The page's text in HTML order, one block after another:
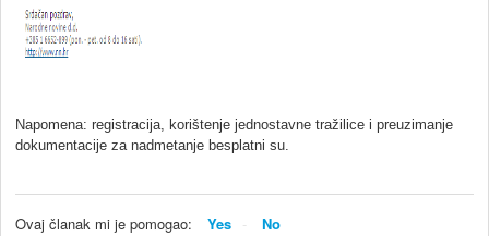
Napomena: registracija, korištenje jednostavne tražilice i preuzimanje
dokumentacije za nadmetanje besplatni su.
Ovaj članak mi je pomogao: Yes No